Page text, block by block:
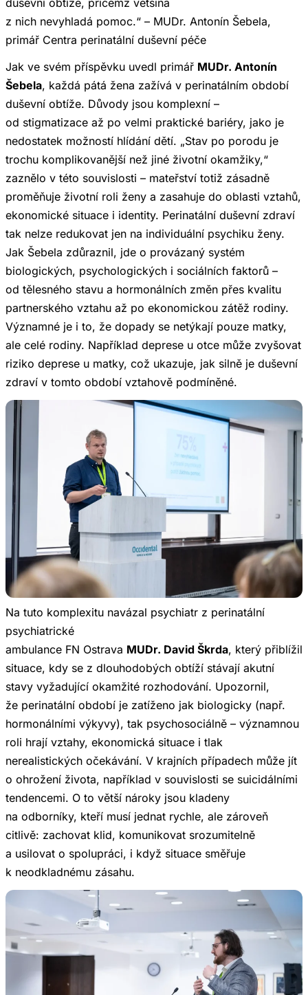
duševní obtíže, přičemž většina
z nich nevyhladá pomoc.“ – MUDr. Antonín Šebela,
primář Centra perinatální duševní péče
Jak ve svém příspěvku uvedl primář MUDr. Antonín
Šebela, každá pátá žena zažívá v perinatálním období
duševní obtíže. Důvody jsou komplexní –
od stigmatizace až po velmi praktické bariéry, jako je
nedostatek možností hlídání dětí. „Stav po porodu je
trochu komplikovanější než jiné životní okamžiky,“
zaznělo v této souvislosti – mateřství totiž zásadně
proměňuje životní roli ženy a zasahuje do oblasti vztahů,
ekonomické situace i identity. Perinatální duševní zdraví
tak nelze redukovat jen na individuální psychiku ženy.
Jak Šebela zdůraznil, jde o provázaný systém
biologických, psychologických i sociálních faktorů –
od tělesného stavu a hormonálních změn přes kvalitu
partnerského vztahu až po ekonomickou zátěž rodiny.
Významné je i to, že dopady se netýkají pouze matky,
ale celé rodiny. Například deprese u otce může zvyšovat
riziko deprese u matky, což ukazuje, jak silně je duševní
zdraví v tomto období vztahově podmíněné.
Na tuto komplexitu navázal psychiatr z perinatální
psychiatrické
ambulance FN Ostrava MUDr. David Škrda, který přiblížil
situace, kdy se z dlouhodobých obtíží stávají akutní
stavy vyžadující okamžité rozhodování. Upozornil,
že perinatální období je zatíženo jak biologicky (např.
hormonálními výkyvy), tak psychosociálně – významnou
roli hrají vztahy, ekonomická situace i tlak
nerealistických očekávání. V krajních případech může jít
o ohrožení života, například v souvislosti se suicidálními
tendencemi. O to větší nároky jsou kladeny
na odborníky, kteří musí jednat rychle, ale zároveň
citlivě: zachovat klid, komunikovat srozumitelně
a usilovat o spolupráci, i když situace směřuje
k neodkladnému zásahu.